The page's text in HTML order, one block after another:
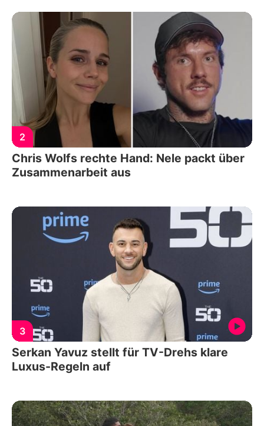
2
Chris Wolfs rechte Hand: Nele packt über
Zusammenarbeit aus
3
Serkan Yavuz stellt für TV-Drehs klare
Luxus-Regeln auf